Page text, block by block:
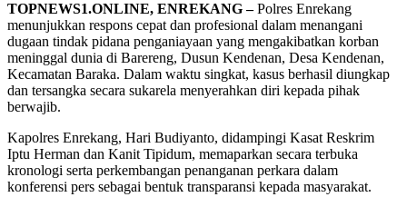
TOPNEWS1.ONLINE, ENREKANG –Polres Enrekang
menunjukkan respons cepat dan profesional dalam menangani
dugaan tindak pidana penganiayaan yang mengakibatkan korban
meninggal dunia di Barereng, Dusun Kendenan, Desa Kendenan,
Kecamatan Baraka. Dalam waktu singkat, kasus berhasil diungkap
dan tersangka secara sukarela menyerahkan diri kepada pihak
berwajib.
Kapolres Enrekang, Hari Budiyanto, didampingi Kasat Reskrim
Iptu Herman dan Kanit Tipidum, memaparkan secara terbuka
kronologi serta perkembangan penanganan perkara dalam
konferensi pers sebagai bentuk transparansi kepada masyarakat.